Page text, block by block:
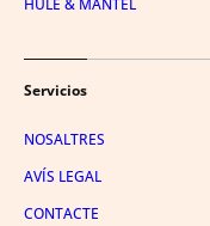
HULE & MANTEL
Servicios
NOSALTRES
AVÍS LEGAL
CONTACTE